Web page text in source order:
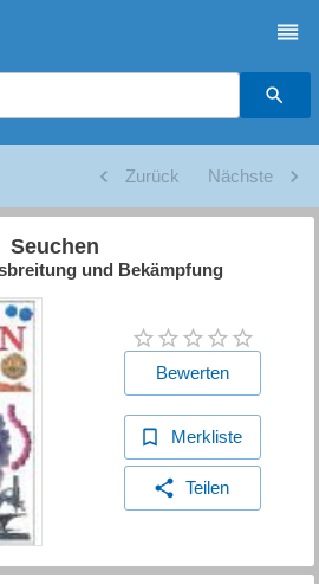
Zurück Nächste
Seuchen
und Bekämpfung
Bewerten
Merkliste
Teilen